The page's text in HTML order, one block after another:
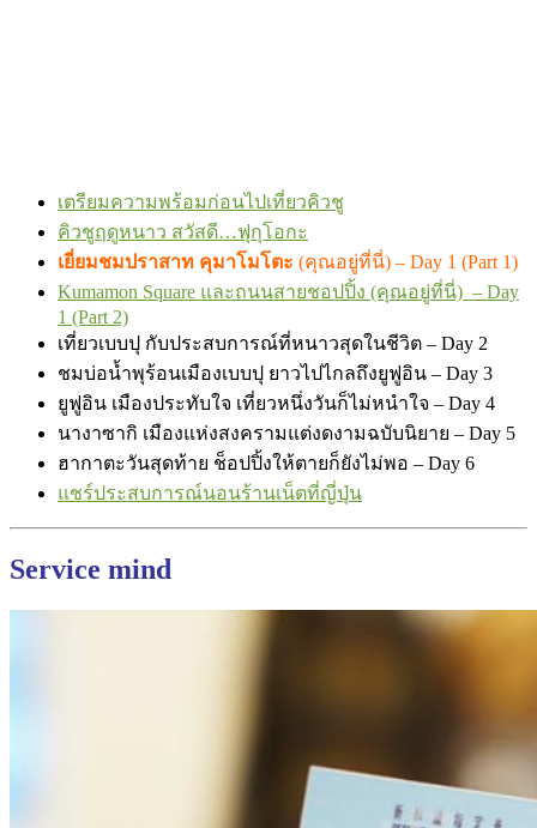
เตรียมความพร้อมก่อนไปเที่ยวคิวชู
คิวชูฤดูหนาว สวัสดี…ฟุกุโอกะ
เยี่ยมชมปราสาท คุมาโมโตะ (คุณอยู่ที่นี่) – Day 1 (Part 1)
Kumamon Square และถนนสายชอปปิ้ง (คุณอยู่ที่นี่) – Day
1 (Part 2)
เที่ยวเบบปุ กับประสบการณ์ที่หนาวสุดในชีวิต – Day 2
ชมบ่อน้ำพุร้อนเมืองเบบปุ ยาวไปไกลถึงยูฟูอิน – Day 3
ยูฟูอิน เมืองประทับใจ เที่ยวหนึ่งวันก็ไม่หนำใจ – Day 4
นางาซากิ เมืองแห่งสงครามแต่งดงามฉบับนิยาย – Day 5
ฮากาตะวันสุดท้าย ช็อปปิ้งให้ตายก็ยังไม่พอ – Day 6
แชร์ประสบการณ์นอนร้านเน็ตที่ญี่ปุ่น
Service mind